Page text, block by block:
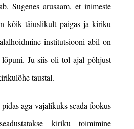
Sugenes arusaam, et inimeste
kõik täiuslikult paigas ja kiriku
institutsiooni abil on
Ju siis oli tol ajal põhjust
taustal.
aga vajalikuks seada fookus
kiriku toimimine